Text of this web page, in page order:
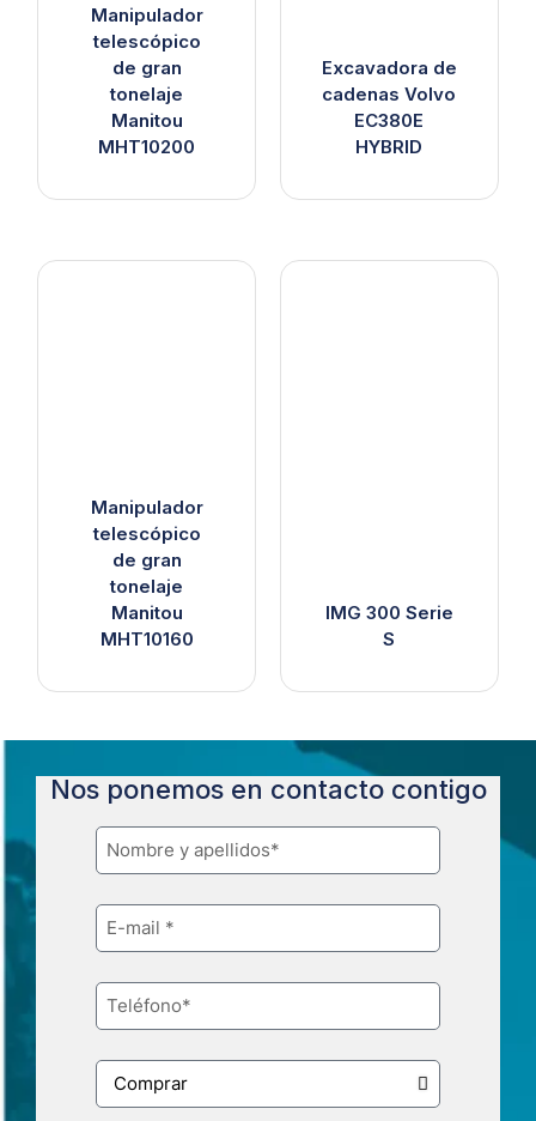
Manipulador
telescópico
de gran
tonelaje
Manitou
MHT10200
Excavadora de
cadenas Volvo
EC380E
HYBRID
Manipulador
telescópico
de gran
tonelaje
Manitou
MHT10160
IMG 300 Serie
S
Nos ponemos en contacto contigo